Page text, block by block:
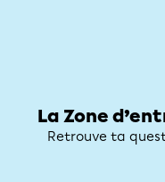
La Zone
Retrouve ta